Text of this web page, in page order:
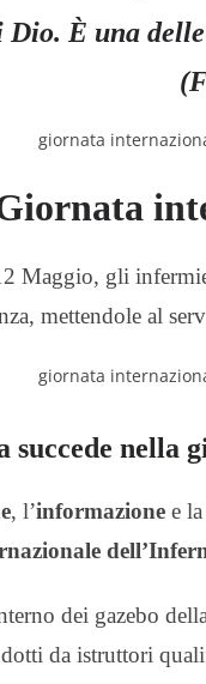
Dio. È una
Maggio, gli
mettendole al
succede nella
, l’informazione e la
dei gazebo
da istruttori